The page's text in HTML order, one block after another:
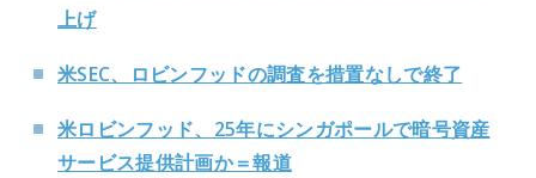
上げ
米SEC、ロビンフッドの調査を措置なしで終了
米ロビンフッド、25年にシンガポールで暗号資産
サービス提供計画か＝報道